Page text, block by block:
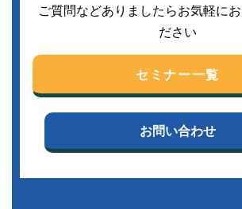
ご質問などありましたらお気軽に
ださい
セミナー一覧
お問い合わせ